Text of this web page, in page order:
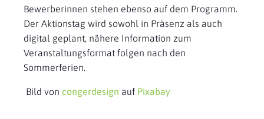
Bewerberinnen stehen ebenso auf dem Programm.
Der Aktionstag wird sowohl in Präsenz als auch
digital geplant, nähere Information zum
Veranstaltungsformat folgen nach den
Sommerferien.
Bild von congerdesign auf Pixabay